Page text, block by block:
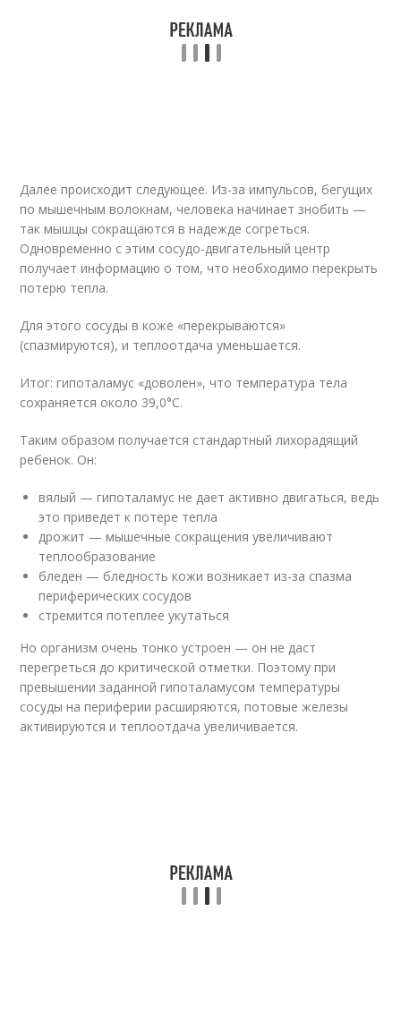
Далее происходит следующее. Из-за импульсов, бегущих
по мышечным волокнам, человека начинает знобить —
так мышцы сокращаются в надежде согреться.
Одновременно с этим сосудо-двигательный центр
получает информацию о том, что необходимо перекрыть
потерю тепла.
Для этого сосуды в коже «перекрываются»
(спазмируются), и теплоотдача уменьшается.
Итог: гипоталамус «доволен», что температура тела
сохраняется около 39,0°C.
Таким образом получается стандартный лихорадящий
ребенок. Он:
вялый — гипоталамус не дает активно двигаться, ведь
это приведет к потере тепла
дрожит — мышечные сокращения увеличивают
теплообразование
бледен — бледность кожи возникает из-за спазма
периферических сосудов
стремится потеплее укутаться
Но организм очень тонко устроен — он не даст
перегреться до критической отметки. Поэтому при
превышении заданной гипоталамусом температуры
сосуды на периферии расширяются, потовые железы
активируются и теплоотдача увеличивается.